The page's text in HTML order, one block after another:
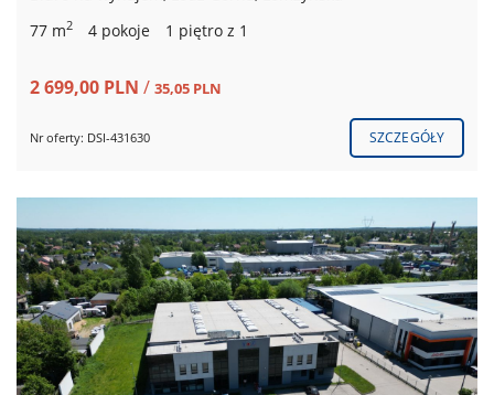
77 m2 4 pokoje 1 piętro z 1
2 699,00 PLN / 35,05 PLN
Nr oferty: DSI-431630 SZCZEGÓŁY